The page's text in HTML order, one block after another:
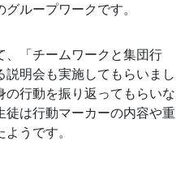
ループワークです。
、「チームワークと集団行
明会も実施してもらいまし
行動を振り返ってもらいな
徒は行動マーカーの内容や重
うです。